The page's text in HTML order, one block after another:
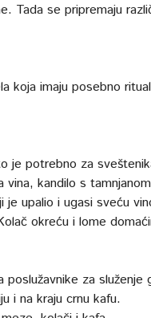
Tada se pripremaju
koja imaju posebno
je potrebno za
kandilo s
upalio i ugasi sveću
okreću i lome
za služenje
i na kraju crnu kafu.